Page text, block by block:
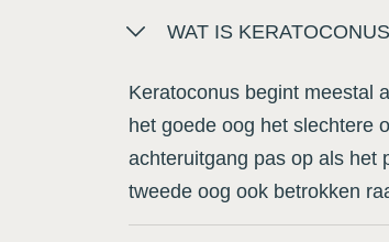
WAT IS
Keratoconus begint meestal
het goede oog het slechtere
achteruitgang pas op als het
tweede oog ook betrokken